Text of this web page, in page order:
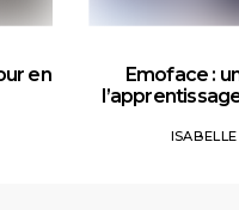
en
Emoface :